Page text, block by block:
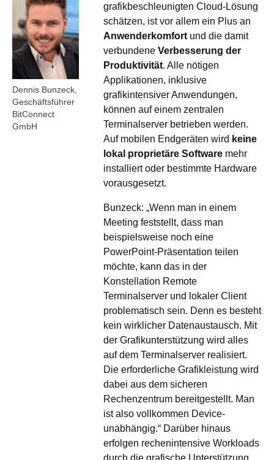
Dennis Bunzeck,
Geschäftsführer
BitConnect
GmbH
grafikbeschleunigten Cloud-Lösung
schätzen, ist vor allem ein Plus an
Anwenderkomfort und die damit
verbundeneVerbesserung der
Produktivität. Alle nötigen
Applikationen, inklusive
grafikintensiver Anwendungen,
können auf einem zentralen
Terminalserver betrieben werden.
Auf mobilen Endgeräten wird keine
lokal proprietäre Software mehr
installiert oder bestimmte Hardware
vorausgesetzt.
Bunzeck: „Wenn man in einem
Meeting feststellt, dass man
beispielsweise noch eine
PowerPoint-Präsentation teilen
möchte, kann das in der
Konstellation Remote
Terminalserver und lokaler Client
problematisch sein. Denn es besteht
kein wirklicher Datenaustausch. Mit
der Grafikunterstützung wird alles
auf dem Terminalserver realisiert.
Die erforderliche Grafikleistung wird
dabei aus dem sicheren
Rechenzentrum bereitgestellt. Man
ist also vollkommen Device-
unabhängig.“ Darüber hinaus
erfolgen rechenintensive Workloads
durch die grafische Unterstützung